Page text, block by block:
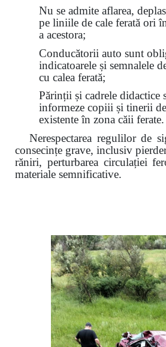
Nu se admite aflarea,
pe liniile de cale ferată ori
a acestora;
Conducătorii auto sunt
indicatoarele și semnalele
cu calea ferată;
Părinții și cadrele didactice
informeze copiii și tinerii
existente în zona căii ferate.
Nerespectarea regulilor de
consecințe grave, inclusiv
răniri, perturbarea circulației
materiale semnificative.